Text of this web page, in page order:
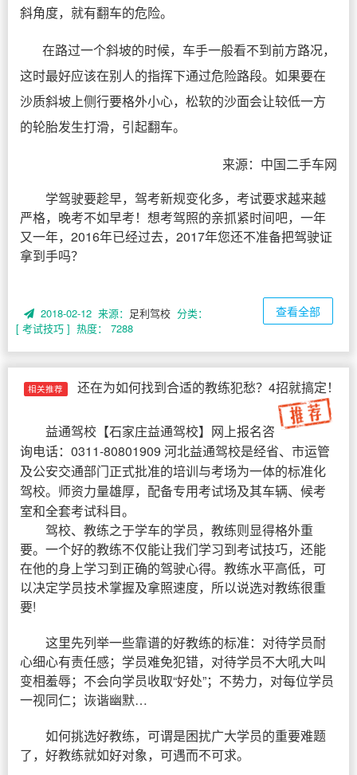
斜角度，就有翻车的危险。
在路过一个斜坡的时候，车手一般看不到前方路况，
这时最好应该在别人的指挥下通过危险路段。如果要在
沙质斜坡上侧行要格外小心，松软的沙面会让较低一方
的轮胎发生打滑，引起翻车。
来源：中国二手车网
学驾驶要趁早，驾考新规变化多，考试要求越来越
严格，晚考不如早考！想考驾照的亲抓紧时间吧，一年
又一年，2016年已经过去，2017年您还不准备把驾驶证
拿到手吗？
2018-02-12 来源： 足利驾校 分类：
[ 考试技巧 ] 热度： 7288
查看全部
相关推荐 还在为如何找到合适的教练犯愁？4招就搞定！
益通驾校 【石家庄益通驾校】网上报名咨
询电话：0311-80801909 河北益通驾校是经省、市运管
及公安交通部门正式批准的培训与考场为一体的标准化
驾校。师资力量雄厚，配备专用考试场及其车辆、候考
室和全套考试科目。
驾校、教练之于学车的学员，教练则显得格外重
要。一个好的教练不仅能让我们学习到考试技巧，还能
在他的身上学习到正确的驾驶心得。教练水平高低，可
以决定学员技术掌握及拿照速度，所以说选对教练很重
要!
这里先列举一些靠谱的好教练的标准：对待学员耐
心细心有责任感；学员难免犯错，对待学员不大吼大叫
变相羞辱；不会向学员收取“好处”；不势力，对每位学员
一视同仁；诙谐幽默…
如何挑选好教练，可谓是困扰广大学员的重要难题
了，好教练就如好对象，可遇而不可求。